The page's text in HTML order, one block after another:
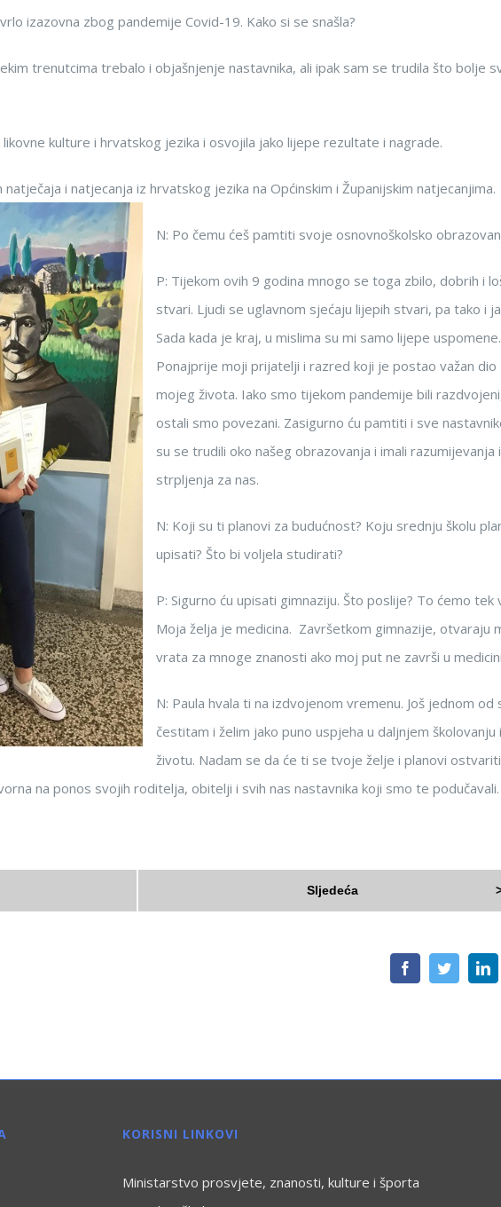
izazovna zbog pandemije Covid-19. Kako si se snašla?
trenutcima trebalo i objašnjenje nastavnika, ali ipak sam se trudila što bolje
kulture i hrvatskog jezika i osvojila jako lijepe rezultate i nagrade.
i natjecanja iz hrvatskog jezika na Općinskim i Županijskim natjecanjima.
N: Po čemu ćeš pamtiti svoje osnovnoškolsko
P: Tijekom ovih 9 godina mnogo se toga zbilo, dobrih i
stvari. Ljudi se uglavnom sjećaju lijepih stvari, pa tako i
Sada kada je kraj, u mislima su mi samo lijepe uspomene.
Ponajprije moji prijatelji i razred koji je postao važan dio
mojeg života. Iako smo tijekom pandemije bili
ostali smo povezani. Zasigurno ću pamtiti i sve
su se trudili oko našeg obrazovanja i imali razumijevanja i
strpljenja za nas.
N: Koji su ti planovi za budućnost? Koju srednju školu
upisati? Što bi voljela studirati?
P: Sigurno ću upisati gimnaziju. Što poslije? To ćemo tek
Moja želja je medicina. Završetkom gimnazije, otvaraju
vrata za mnoge znanosti ako moj put ne završi u
N: Paula hvala ti na izdvojenom vremenu. Još jednom od
čestitam i želim jako puno uspjeha u daljnjem školovanju i
životu. Nadam se da će ti se tvoje želje i planovi
na ponos svojih roditelja, obitelji i svih nas nastavnika koji smo te podučavali.
Sljedeća
FacebookTwitter
KORISNI LINKOVI
Ministarstvo prosvjete, znanosti, kulture i športa